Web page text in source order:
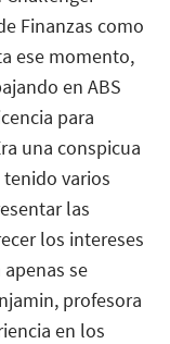
Finanzas como
ese momento,
en ABS
para
una conspicua
varios
las
los intereses
se
profesora
en los